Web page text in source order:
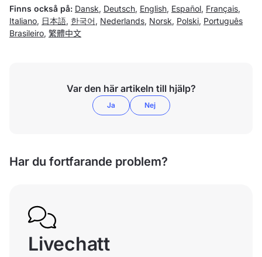
Finns också på: Dansk, Deutsch, English, Español, Français,
Italiano, 日本語, 한국어 , Nederlands, Norsk, Polski, Português
Brasileiro, 繁體中文
Var den här artikeln till hjälp?
Ja Nej
Har du fortfarande problem?
Livechatt